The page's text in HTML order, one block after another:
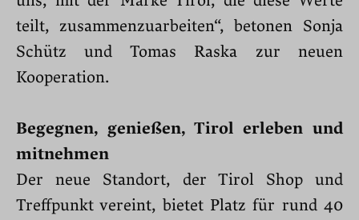
teilt, zusammenzuarbeiten“, betonen Sonja
Schütz und Tomas Raska zur neuen
Kooperation.
Begegnen, genießen, Tirol erleben und
mitnehmen
Der neue Standort, der Tirol Shop und
Treffpunkt vereint, bietet Platz für rund 40